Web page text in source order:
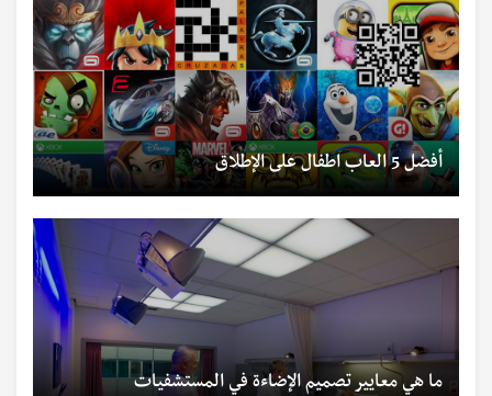
أفضل 5 العاب اطفال على الإطلاق
ما هي معايير تصميم الإضاءة في المستشفيات